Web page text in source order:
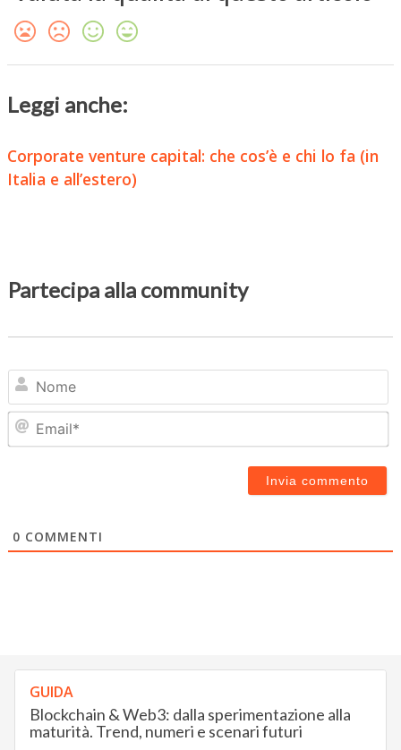
Leggi anche:
Corporate venture capital: che cos’è e chi lo fa (in
Italia e all’estero)
Partecipa alla community
0 COMMENTI
GUIDA
Blockchain & Web3: dalla sperimentazione alla
maturità. Trend, numeri e scenari futuri